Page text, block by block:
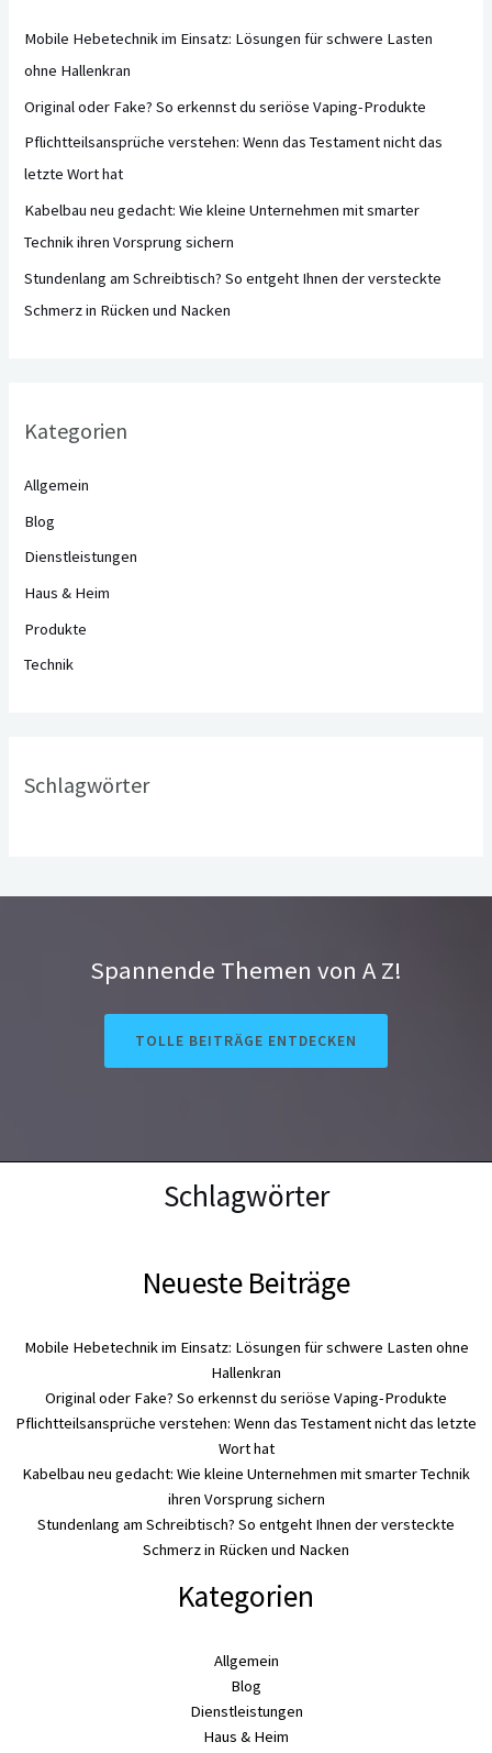
n
a
c
h
:
Mobile Hebetechnik im Einsatz: Lösungen für schwere Lasten
ohne Hallenkran
Original oder Fake? So erkennst du seriöse Vaping-Produkte
Pflichtteilsansprüche verstehen: Wenn das Testament nicht das
letzte Wort hat
Kabelbau neu gedacht: Wie kleine Unternehmen mit smarter
Technik ihren Vorsprung sichern
Stundenlang am Schreibtisch? So entgeht Ihnen der versteckte
Schmerz in Rücken und Nacken
Kategorien
Allgemein
Blog
Dienstleistungen
Haus & Heim
Produkte
Technik
Schlagwörter
Spannende Themen von A Z!
TOLLE BEITRÄGE ENTDECKEN
Schlagwörter
Neueste Beiträge
Mobile Hebetechnik im Einsatz: Lösungen für schwere Lasten ohne
Hallenkran
Original oder Fake? So erkennst du seriöse Vaping-Produkte
Pflichtteilsansprüche verstehen: Wenn das Testament nicht das letzte
Wort hat
Kabelbau neu gedacht: Wie kleine Unternehmen mit smarter Technik
ihren Vorsprung sichern
Stundenlang am Schreibtisch? So entgeht Ihnen der versteckte
Schmerz in Rücken und Nacken
Kategorien
Allgemein
Blog
Dienstleistungen
Haus & Heim